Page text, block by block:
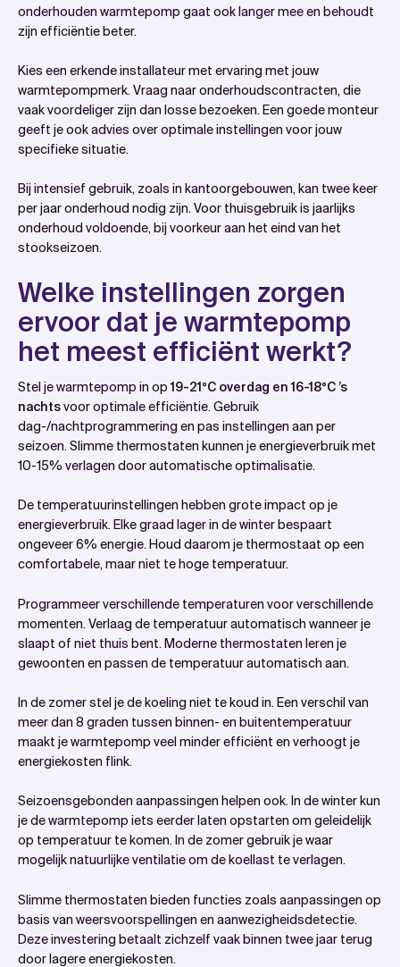
onderhouden warmtepomp gaat ook langer mee en behoudt
zijn efficiëntie beter.
Kies een erkende installateur met ervaring met jouw
warmtepompmerk. Vraag naar onderhoudscontracten, die
vaak voordeliger zijn dan losse bezoeken. Een goede monteur
geeft je ook advies over optimale instellingen voor jouw
specifieke situatie.
Bij intensief gebruik, zoals in kantoorgebouwen, kan twee keer
per jaar onderhoud nodig zijn. Voor thuisgebruik is jaarlijks
onderhoud voldoende, bij voorkeur aan het eind van het
stookseizoen.
Welke instellingen zorgen
ervoor dat je warmtepomp
het meest efficiënt werkt?
Stel je warmtepomp in op19-21°C overdag en 16-18°C ’s
nachtsvoor optimale efficiëntie. Gebruik
dag-/nachtprogrammering en pas instellingen aan per
seizoen. Slimme thermostaten kunnen je energieverbruik met
10-15% verlagen door automatische optimalisatie.
De temperatuurinstellingen hebben grote impact op je
energieverbruik. Elke graad lager in de winter bespaart
ongeveer 6% energie. Houd daarom je thermostaat op een
comfortabele, maar niet te hoge temperatuur.
Programmeer verschillende temperaturen voor verschillende
momenten. Verlaag de temperatuur automatisch wanneer je
slaapt of niet thuis bent. Moderne thermostaten leren je
gewoonten en passen de temperatuur automatisch aan.
In de zomer stel je de koeling niet te koud in. Een verschil van
meer dan 8 graden tussen binnen- en buitentemperatuur
maakt je warmtepomp veel minder efficiënt en verhoogt je
energiekosten flink.
Seizoensgebonden aanpassingen helpen ook. In de winter kun
je de warmtepomp iets eerder laten opstarten om geleidelijk
op temperatuur te komen. In de zomer gebruik je waar
mogelijk natuurlijke ventilatie om de koellast te verlagen.
Slimme thermostaten bieden functies zoals aanpassingen op
basis van weersvoorspellingen en aanwezigheidsdetectie.
Deze investering betaalt zichzelf vaak binnen twee jaar terug
door lagere energiekosten.